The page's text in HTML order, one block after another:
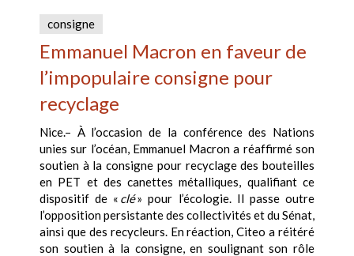
consigne
Emmanuel Macron en faveur de
l’impopulaire consigne pour
recyclage
Nice.– À l’occasion de la conférence des Nations
unies sur l’océan, Emmanuel Macron a réaffirmé son
soutien à la consigne pour recyclage des bouteilles
en PET et des canettes métalliques, qualifiant ce
dispositif de « clé» pour l’écologie. Il passe outre
l’opposition persistante des collectivités et du Sénat,
ainsi que des recycleurs. En réaction, Citeo a réitéré
son soutien à la consigne, en soulignant son rôle